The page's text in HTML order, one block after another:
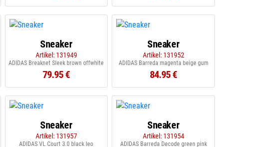
Sneaker
Artikel: 131949
ADIDAS Breaknet Sleek brown offwhite
79.95 €
Sneaker
Artikel: 131952
ADIDAS Barreda magenta beige gum
84.95 €
Sneaker
Artikel: 131957
ADIDAS VL Court 3.0 black leo
Sneaker
Artikel: 131954
ADIDAS Barreda Decode green pink